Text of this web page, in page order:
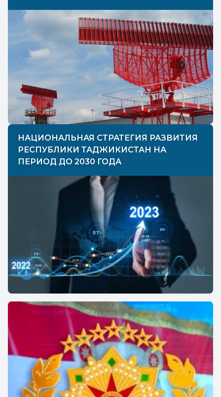
НАЦИОНАЛЬНАЯ СТРАТЕГИЯ РАЗВИТИЯ
РЕСПУБЛИКИ ТАДЖИКИСТАН НА
ПЕРИОД ДО 2030 ГОДА